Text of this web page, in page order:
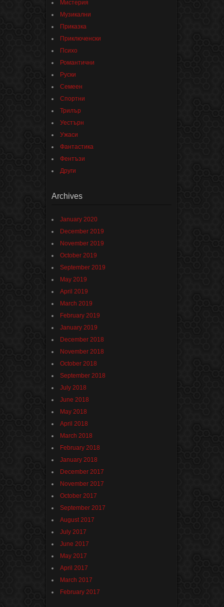
Мистерия
Музикални
Приказка
Приключенски
Психо
Романтични
Руски
Семеен
Спортни
Трилър
Уестърн
Ужаси
Фантастика
Фентъзи
Други
Archives
January 2020
December 2019
November 2019
October 2019
September 2019
May 2019
April 2019
March 2019
February 2019
January 2019
December 2018
November 2018
October 2018
September 2018
July 2018
June 2018
May 2018
April 2018
March 2018
February 2018
January 2018
December 2017
November 2017
October 2017
September 2017
August 2017
July 2017
June 2017
May 2017
April 2017
March 2017
February 2017